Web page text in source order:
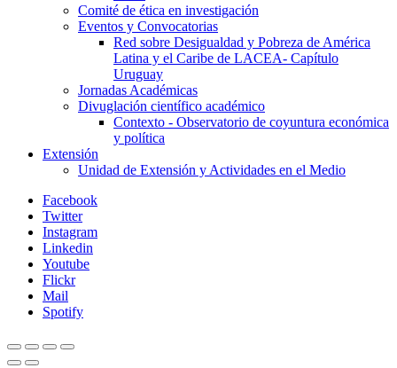
Comité de ética en investigación
Eventos y Convocatorias
Red sobre Desigualdad y Pobreza de América
Latina y el Caribe de LACEA- Capítulo
Uruguay
Jornadas Académicas
Divuglación científico académico
Contexto - Observatorio de coyuntura económica
y política
Extensión
Unidad de Extensión y Actividades en el Medio
Facebook
Twitter
Instagram
Linkedin
Youtube
Flickr
Mail
Spotify